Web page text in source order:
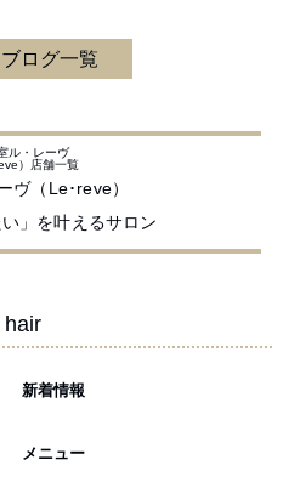
ログ一覧
ヴ（Le･reve）
」を叶えるサロン
hair
新着情報
メニュー